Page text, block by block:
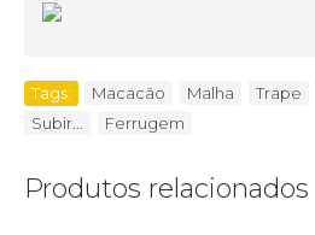
Tags: Macacão Malha Trape
Subir...
Ferrugem
Produtos relacionados